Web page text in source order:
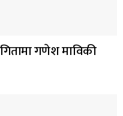
गणेश माविकी